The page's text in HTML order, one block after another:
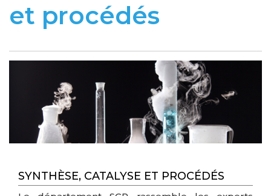
et procédés
SYNTHÈSE, CATALYSE ET PROCÉDÉS